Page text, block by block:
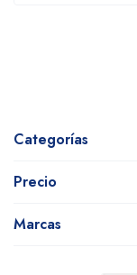
Categorías
Precio
Marcas